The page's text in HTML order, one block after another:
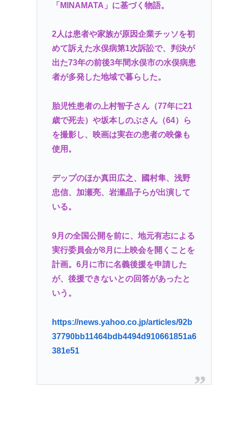
へずまりゅう、被災地で発熱。現地の医療リソース
この映画は観なくていいって作品教えて
Powered by livedoor 相互RSS
「MINAMATA」に基づく物語。
2人は患者や家族が原因企業チッソを初
めて訴えた水俣病第1次訴訟で、判決が
出た73年の前後3年間水俣市の水俣病患
者が多発した地域で暮らした。
胎児性患者の上村智子さん（77年に21
歳で死去）や坂本しのぶさん（64）ら
を撮影し、映画は実在の患者の映像も
使用。
デップのほか真田広之、國村隼、浅野
忠信、加瀬亮、岩瀬晶子らが出演して
いる。
9月の全国公開を前に、地元有志による
実行委員会が8月に上映会を開くことを
計画。6月に市に名義後援を申請した
が、後援できないとの回答があったと
いう。
https://news.yahoo.co.jp/articles/92b
37790bb11464bdb4494d910661851a6
381e51